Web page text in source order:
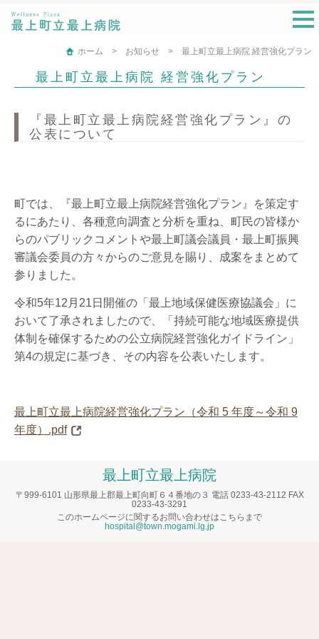
ホーム お知らせ 最上町立最上病院 経営強化プラン
最上町立最上病院 経営強化プラン
『最上町立最上病院経営強化プラン』の
公表について
町では、『最上町立最上病院経営強化プラン』を策定す
るにあたり、各種意向調査と分析を重ね、町民の皆様か
らのパブリックコメントや最上町議会議員・最上町振興
審議会委員の方々からのご意見を賜り、成案をまとめて
参りました。
令和5年12月21日開催の「最上地域保健医療協議会」に
おいて了承されましたので、「持続可能な地域医療提供
体制を確保するための公立病院経営強化ガイドライン」
第4の規定に基づき、その内容を公表いたします。
最上町立最上病院経営強化プラン（令和 5 年度～令和 9
年度）.pdf
最上町立最上病院
〒999-6101 山形県最上郡最上町向町６４番地の３ 電話 0233-43-2112 FAX
0233-43-3291
このホームページに関するお問い合わせはこちらまで
hospital@town.mogami.lg.jp